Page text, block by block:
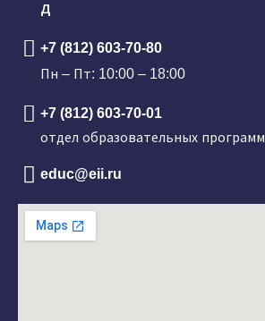
Д
+7 (812) 603-70-80
Пн – Пт: 10:00 – 18:00
+7 (812) 603-70-01
отдел образовательных программ
educ@eii.ru